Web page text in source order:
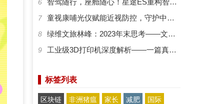
6 智驾随行，座舱随心！星途ES重构智能化出行新体验
7 ​童视康哺光仪赋能近视防控，守护中国孩子的清晰视界
8 绿维文旅林峰：2023年末思考——文旅新势力与文旅新时代
9 工业级3D打印机深度解析——一篇真正能帮你选对机器的指南
标签列表
区块链 非洲猪瘟 家长 减肥
国际